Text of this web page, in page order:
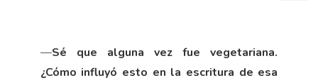
—Sé que alguna vez fue vegetariana.
¿Cómo influyó esto en la escritura de esa